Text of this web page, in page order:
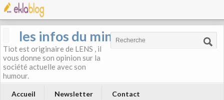
les infos du mineur
Tiot est originaire de LENS , il
vous donne son opinion sur la
société actuelle avec son
humour.
Accueil Newsletter Contact